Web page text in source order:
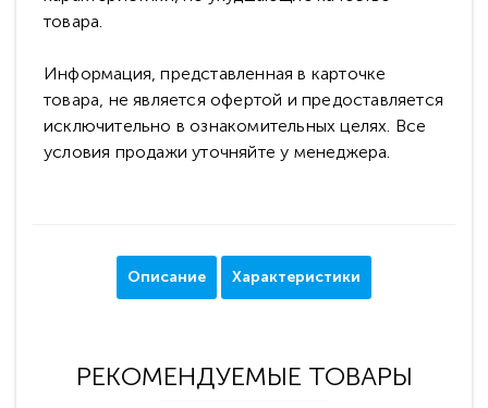
товара.
Информация, представленная в карточке
товара, не является офертой и предоставляется
исключительно в ознакомительных целях. Все
условия продажи уточняйте у менеджера.
Описание Характеристики
РЕКОМЕНДУЕМЫЕ ТОВАРЫ